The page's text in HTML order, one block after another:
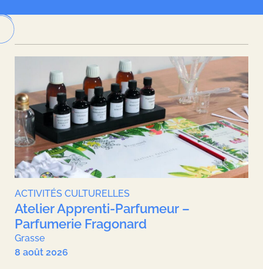
ACTIVITÉS CULTURELLES
Atelier Apprenti-Parfumeur –
Parfumerie Fragonard
Grasse
8 août 2026